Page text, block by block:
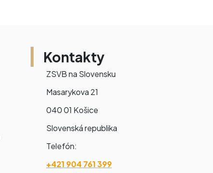
Kontakty
ZSVB na Slovensku
Masarykova 21
040 01 Košice
Slovenská republika
Telefón:
+421 904 761 399